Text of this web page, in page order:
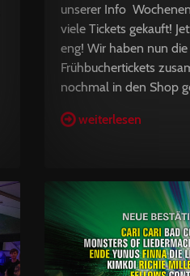
unserer Info
viele Tickets gekauft!
eng! Wir haben nun
Frühbuchertickets
nochmal in den Shop
weiterlesen